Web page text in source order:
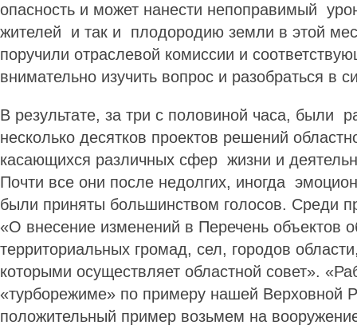
опасность и может нанести непоправимый
жителей и так и плодородию земли в этой
поручили отраслевой комиссии и
внимательно изучить вопрос и разобраться в
В результате, за три с половиной часа, были
несколько десятков проектов решений
касающихся различных сфер жизни и
Почти все они после недолгих, иногда
были приняты большинством голосов. Среди
«О внесение изменений в Перечень объектов
территориальных громад, сел, городов
которыми осуществляет областной совет».
«турборежиме» по примеру нашей Верховной
положительный пример возьмем на